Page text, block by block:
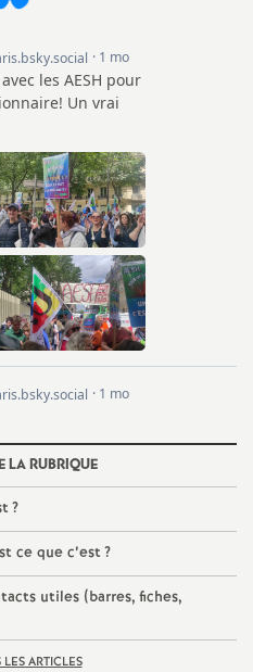
g
n
e
m
e
n
t
s
e
S
LA RUBRIQUE
?
ce que c’est?
utiles (barres, fiches,
ARTICLES